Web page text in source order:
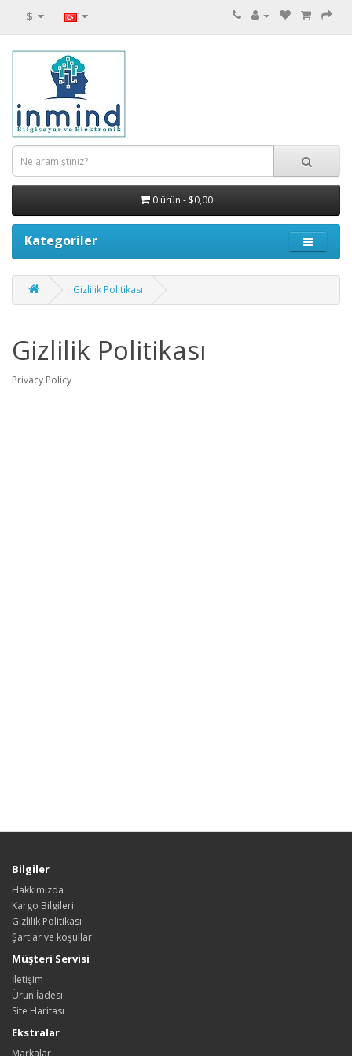
$
0 ürün - $0,00
Kategoriler
Gizlilik Politikası
Gizlilik Politikası
Privacy Policy
Bilgiler
Hakkımızda
Kargo Bilgileri
Gizlilik Politikası
Şartlar ve koşullar
Müşteri Servisi
İletişim
Ürün İadesi
Site Haritası
Ekstralar
Markalar